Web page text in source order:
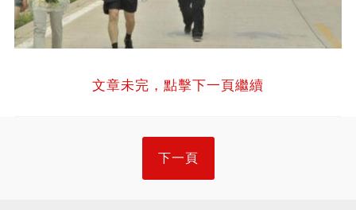
文章未完，點擊下一頁繼續
下一頁